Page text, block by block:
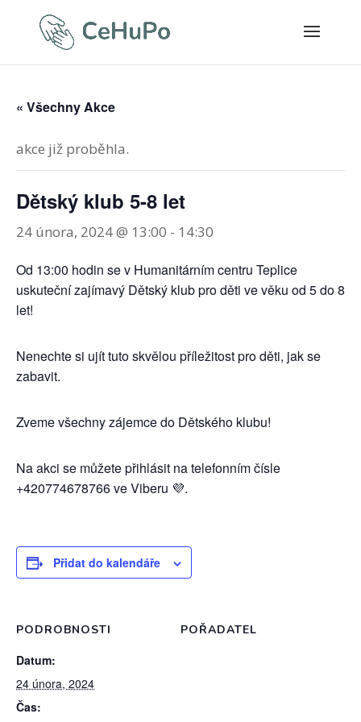
« Všechny Akce
akce již proběhla.
Dětský klub 5-8 let
24 února, 2024 @ 13:00 - 14:30
Od 13:00 hodin se v Humanitárním centru Teplice
uskuteční zajímavý Dětský klub pro děti ve věku od 5 do 8
let!
Nenechte si ujít tuto skvělou příležitost pro děti, jak se
zabavit.
Zveme všechny zájemce do Dětského klubu!
Na akci se můžete přihlásit na telefonním čísle
+420774678766 ve Viberu 💜.
Přidat do kalendáře
PODROBNOSTI
Datum:
24 února, 2024
Čas:
POŘADATEL